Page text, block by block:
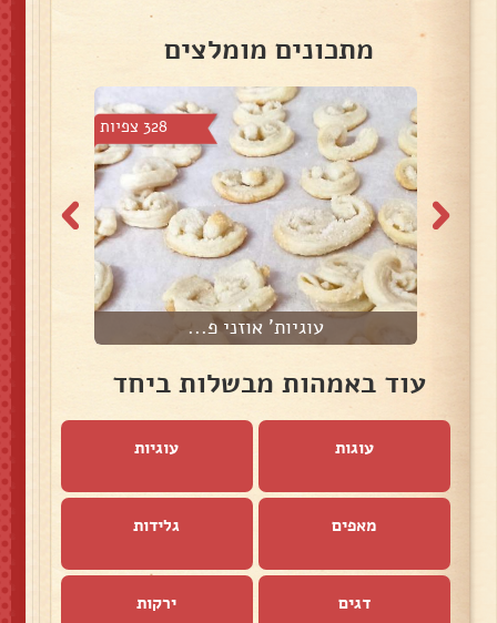
מתכונים מומלצים
328 צפיות
עוגיות' אוזני פ...
עוד באמהות מבשלות ביחד
עוגות עוגיות
מאפים גלידות
דגים ירקות